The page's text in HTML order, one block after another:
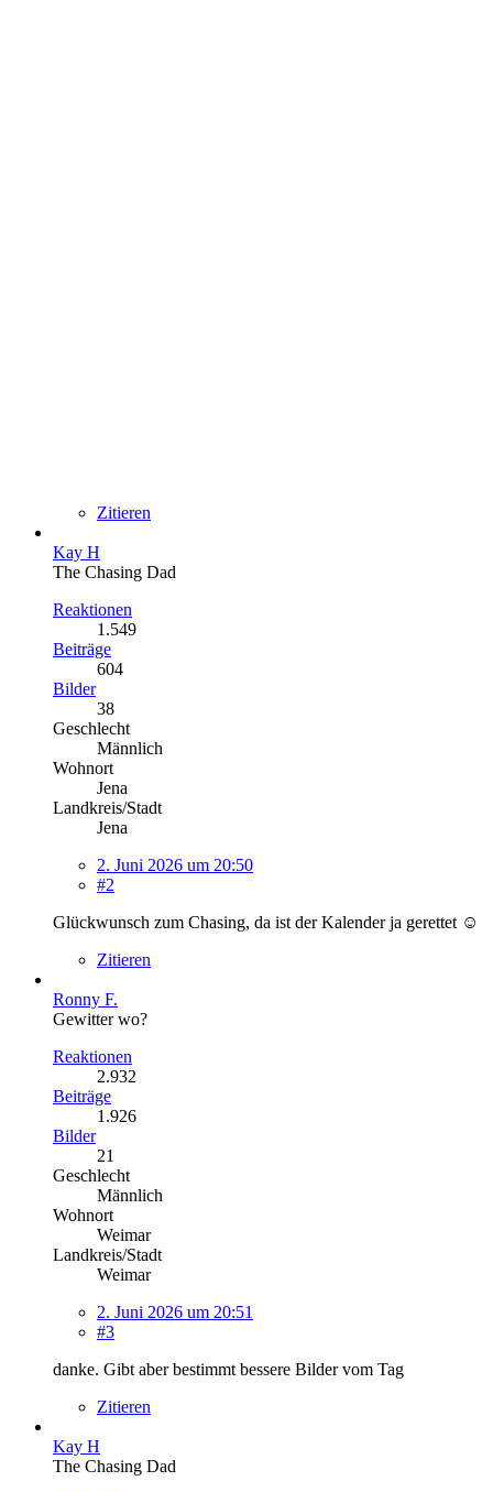
Zitieren
Kay H
The Chasing Dad
Reaktionen
1.549
Beiträge
604
Bilder
38
Geschlecht
Männlich
Wohnort
Jena
Landkreis/Stadt
Jena
2. Juni 2026 um 20:50
#2
Glückwunsch zum Chasing, da ist der Kalender ja gerettet ☺️
Zitieren
Ronny F.
Gewitter wo?
Reaktionen
2.932
Beiträge
1.926
Bilder
21
Geschlecht
Männlich
Wohnort
Weimar
Landkreis/Stadt
Weimar
2. Juni 2026 um 20:51
#3
danke. Gibt aber bestimmt bessere Bilder vom Tag
Zitieren
Kay H
The Chasing Dad